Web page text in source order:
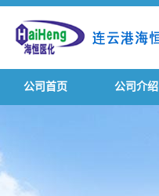
公司首页 公司介绍